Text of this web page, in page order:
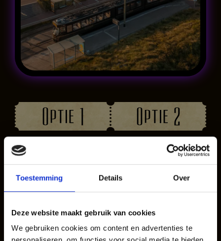
Toestemming Details Over
Deze website maakt gebruik van cookies
We gebruiken cookies om content en advertenties te
Optie 1
afhuren gehele
tram
groepsgrootte is 44
personen. De tram
Optie 2
Afhuren coupé
(met andere
gasten aan
Onze coupés zijn
door de keuken